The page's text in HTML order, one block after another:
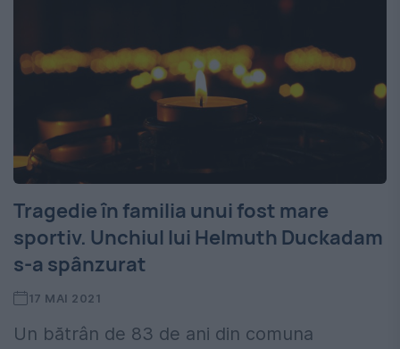
Tragedie în familia unui fost mare
sportiv. Unchiul lui Helmuth Duckadam
s-a spânzurat
17 MAI 2021
Un bătrân de 83 de ani din comuna